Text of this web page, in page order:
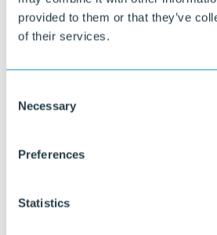
provided to them or that they’ve
of their services.
Selection
Necessary
Preferences
Statistics
Van standaardplaten tot klantspecifieke
en structuren.